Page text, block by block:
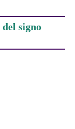
signo